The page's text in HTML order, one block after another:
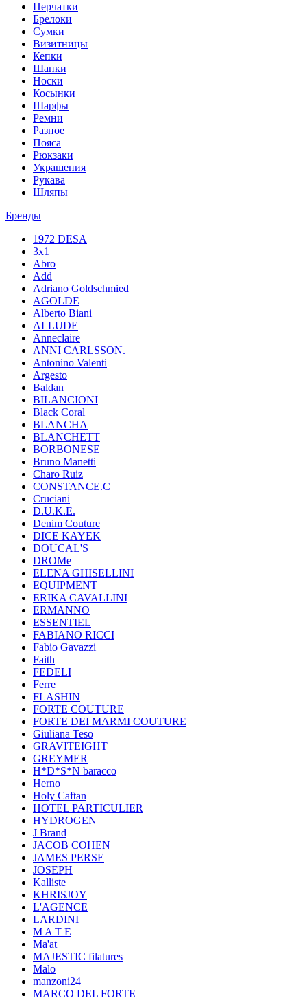
Перчатки
Брелоки
Сумки
Визитницы
Кепки
Шапки
Носки
Косынки
Шарфы
Ремни
Разное
Пояса
Рюкзаки
Украшения
Рукава
Шляпы
Бренды
1972 DESA
3x1
Abro
Add
Adriano Goldschmied
AGOLDE
Alberto Biani
ALLUDE
Anneclaire
ANNI CARLSSON.
Antonino Valenti
Argesto
Baldan
BILANCIONI
Black Coral
BLANCHA
BLANCHETT
BORBONESE
Bruno Manetti
Charo Ruiz
CONSTANCE.C
Cruciani
D.U.K.E.
Denim Couture
DICE KAYEK
DOUCAL'S
DROMe
ELENA GHISELLINI
EQUIPMENT
ERIKA CAVALLINI
ERMANNO
ESSENTIEL
FABIANO RICCI
Fabio Gavazzi
Faith
FEDELI
Ferre
FLASHIN
FORTE COUTURE
FORTE DEI MARMI COUTURE
Giuliana Teso
GRAVITEIGHT
GREYMER
H*D*S*N baracco
Herno
Holy Caftan
HOTEL PARTICULIER
HYDROGEN
J Brand
JACOB COHEN
JAMES PERSE
JOSEPH
Kalliste
KHRISJOY
L'AGENCE
LARDINI
M A T E
Ma'at
MAJESTIC filatures
Malo
manzoni24
MARCO DEL FORTE